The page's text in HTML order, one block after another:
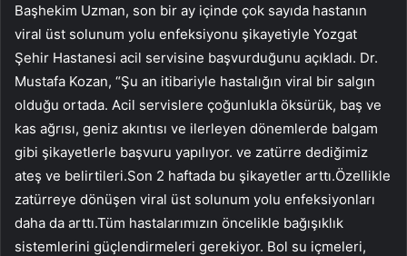
Başhekim Uzman, son bir ay içinde çok sayıda hastanın
viral üst solunum yolu enfeksiyonu şikayetiyle Yozgat
Şehir Hastanesi acil servisine başvurduğunu açıkladı. Dr.
Mustafa Kozan, “Şu an itibariyle hastalığın viral bir salgın
olduğu ortada. Acil servislere çoğunlukla öksürük, baş ve
kas ağrısı, geniz akıntısı ve ilerleyen dönemlerde balgam
gibi şikayetlerle başvuru yapılıyor. ve zatürre dediğimiz
ateş ve belirtileri.Son 2 haftada bu şikayetler arttı.Özellikle
zatürreye dönüşen viral üst solunum yolu enfeksiyonları
daha da arttı.Tüm hastalarımızın öncelikle bağışıklık
sistemlerini güçlendirmeleri gerekiyor. Bol su içmeleri,